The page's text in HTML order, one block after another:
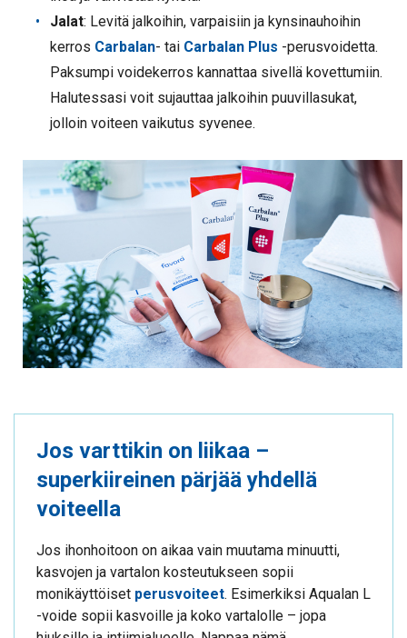
Jalat: Levitä jalkoihin, varpaisiin ja kynsinauhoihin
kerros Carbalan- tai Carbalan Plus -perusvoidetta.
Paksumpi voidekerros kannattaa sivellä kovettumiin.
Halutessasi voit sujauttaa jalkoihin puuvillasukat,
jolloin voiteen vaikutus syvenee.
Jos varttikin on liikaa –
superkiireinen pärjää yhdellä
voiteella
Jos ihonhoitoon on aikaa vain muutama minuutti,
kasvojen ja vartalon kosteutukseen sopii
monikäyttöiset perusvoiteet. Esimerkiksi Aqualan L
-voide sopii kasvoille ja koko vartalolle – jopa